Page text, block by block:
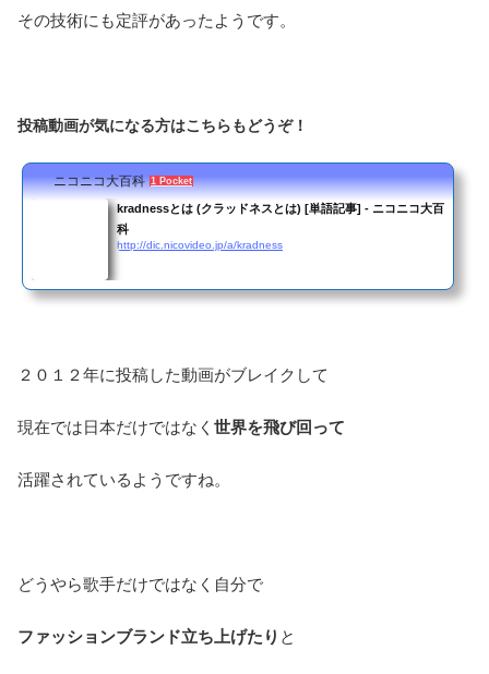
その技術にも定評があったようです。
投稿動画が気になる方はこちらもどうぞ！
ニコニコ大百科 1 Pocket
kradnessとは (クラッドネスとは) [単語記事] - ニコニコ大百
科
http://dic.nicovideo.jp/a/kradness
２０１２年に投稿した動画がブレイクして
現在では日本だけではなく 世界を飛び回って
活躍されているようですね。
どうやら歌手だけではなく自分で
ファッションブランド立ち上げたり と